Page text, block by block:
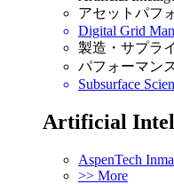
アセットパフ
Digital Grid
製造・サプラ
パフォーマン
Subsurface
Artificial
AspenTech
>> More